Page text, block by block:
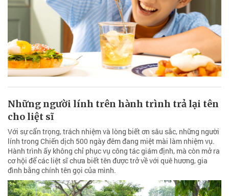
Những người lính trên hành trình trả lại tên
cho liệt sĩ
Với sự cẩn trọng, trách nhiệm và lòng biết ơn sâu sắc, những người
lính trong Chiến dịch 500 ngày đêm đang miệt mài làm nhiệm vụ.
Hành trình ấy không chỉ phục vụ công tác giám định, mà còn mở ra
cơ hội để các liệt sĩ chưa biết tên được trở về với quê hương, gia
đình bằng chính tên gọi của mình.